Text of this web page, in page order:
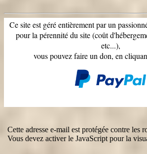
Ce site est géré entièrement par un
pour la pérennité du site (coût
etc...),
vous pouvez faire un don, en
Cette adresse e-mail est protégée contre les
Vous devez activer le JavaScript pour la